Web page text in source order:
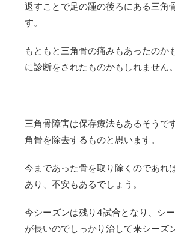
返すことで足の踵の後ろにある三角
す。
もともと三角骨の痛みもあったの
に診断をされたものかもしれません。
三角骨障害は保存療法もあるそうで
角骨を除去するものと思います。
今まであった骨を取り除くのであれ
あり、不安もあるでしょう。
今シーズンは残り4試合となり、シ
が長いのでしっかり治して来シーズ